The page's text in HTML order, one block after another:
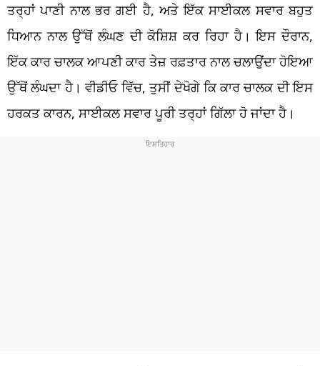
ਤਰ੍ਹਾਂ ਪਾਣੀ ਨਾਲ ਭਰ ਗਈ ਹੈ, ਅਤੇ ਇੱਕ ਸਾਈਕਲ ਸਵਾਰ ਬਹੁਤ
ਧਿਆਨ ਨਾਲ ਉੱਥੋਂ ਲੰਘਣ ਦੀ ਕੋਸ਼ਿਸ਼ ਕਰ ਰਿਹਾ ਹੈ। ਇਸ ਦੌਰਾਨ,
ਇੱਕ ਕਾਰ ਚਾਲਕ ਆਪਣੀ ਕਾਰ ਤੇਜ਼ ਰਫ਼ਤਾਰ ਨਾਲ ਚਲਾਉਂਦਾ ਹੋਇਆ
ਉੱਥੋਂ ਲੰਘਦਾ ਹੈ। ਵੀਡੀਓ ਵਿੱਚ, ਤੁਸੀਂ ਦੇਖੋਗੇ ਕਿ ਕਾਰ ਚਾਲਕ ਦੀ ਇਸ
ਹਰਕਤ ਕਾਰਨ, ਸਾਈਕਲ ਸਵਾਰ ਪੂਰੀ ਤਰ੍ਹਾਂ ਗਿੱਲਾ ਹੋ ਜਾਂਦਾ ਹੈ।